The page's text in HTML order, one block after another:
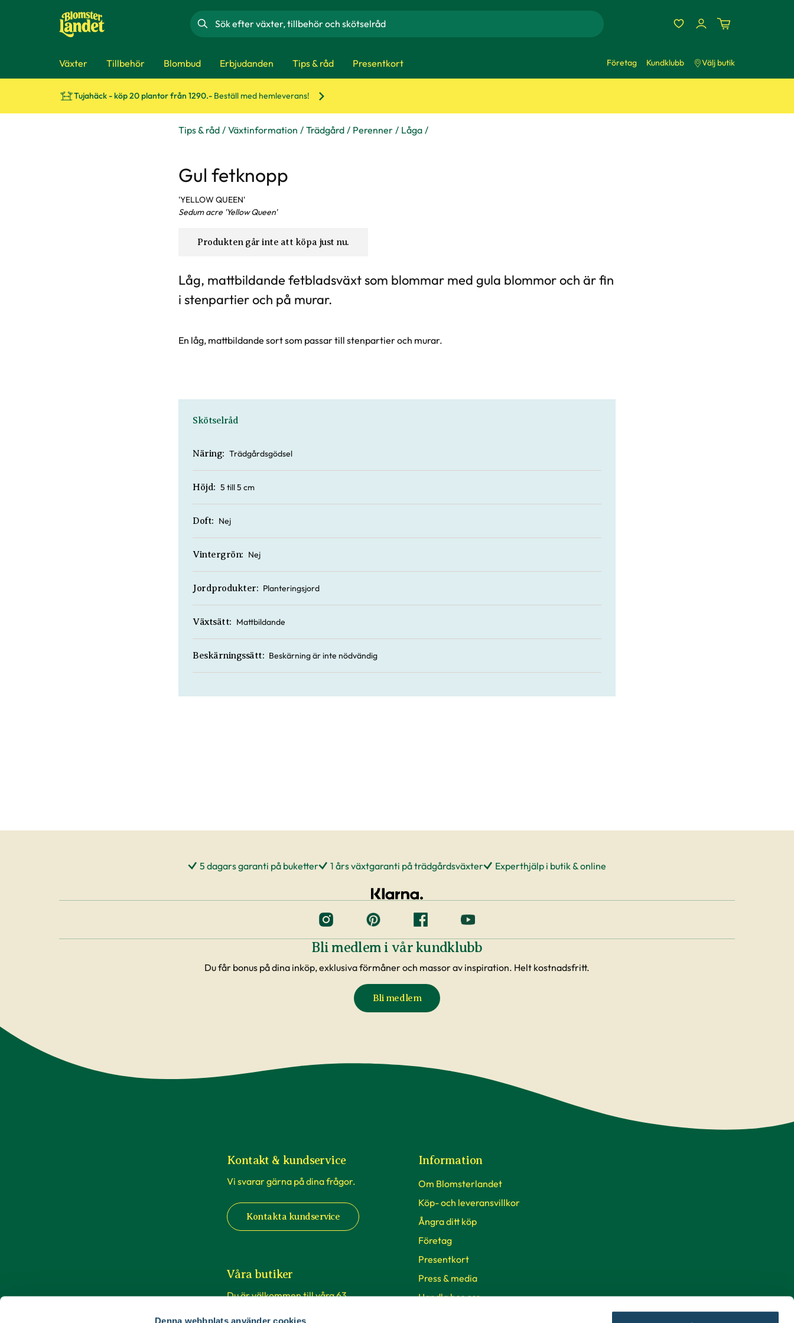
Denna webbplats använder cookies
Sök
Växter Tillbehör Blombud Erbjudanden Tips & råd Presentkort Företag Kundklubb Välj butik
Tujahäck - köp 20 plantor från 1290.- Beställ med hemleverans!
Tips & råd Växtinformation Trädgård Perenner Låga
Gul fetknopp
'YELLOW QUEEN'
Sedum acre 'Yellow Queen'
Produkten går inte att köpa just nu.
Låg, mattbildande fetbladsväxt som blommar med gula blommor och är fin
i stenpartier och på murar.
En låg, mattbildande sort som passar till stenpartier och murar.
Skötselråd
Näring: Trädgårdsgödsel
Höjd: 5 till 5 cm
Doft: Nej
Vintergrön: Nej
Jordprodukter: Planteringsjord
Växtsätt: Mattbildande
Beskärningssätt: Beskärning är inte nödvändig
5 dagars garanti på buketter 1 års växtgaranti på trädgårdsväxter Experthjälp i butik & online
Bli medlem i vår kundklubb
Du får bonus på dina inköp, exklusiva förmåner och massor av inspiration. Helt kostnadsfritt.
Bli medlem
Kontakt & kundservice
Vi svarar gärna på dina frågor.
Kontakta kundservice
Våra butiker
Du är välkommen till våra 63
Information
Om Blomsterlandet
Köp- och leveransvillkor
Ångra ditt köp
Företag
Presentkort
Press & media
Handla hos oss